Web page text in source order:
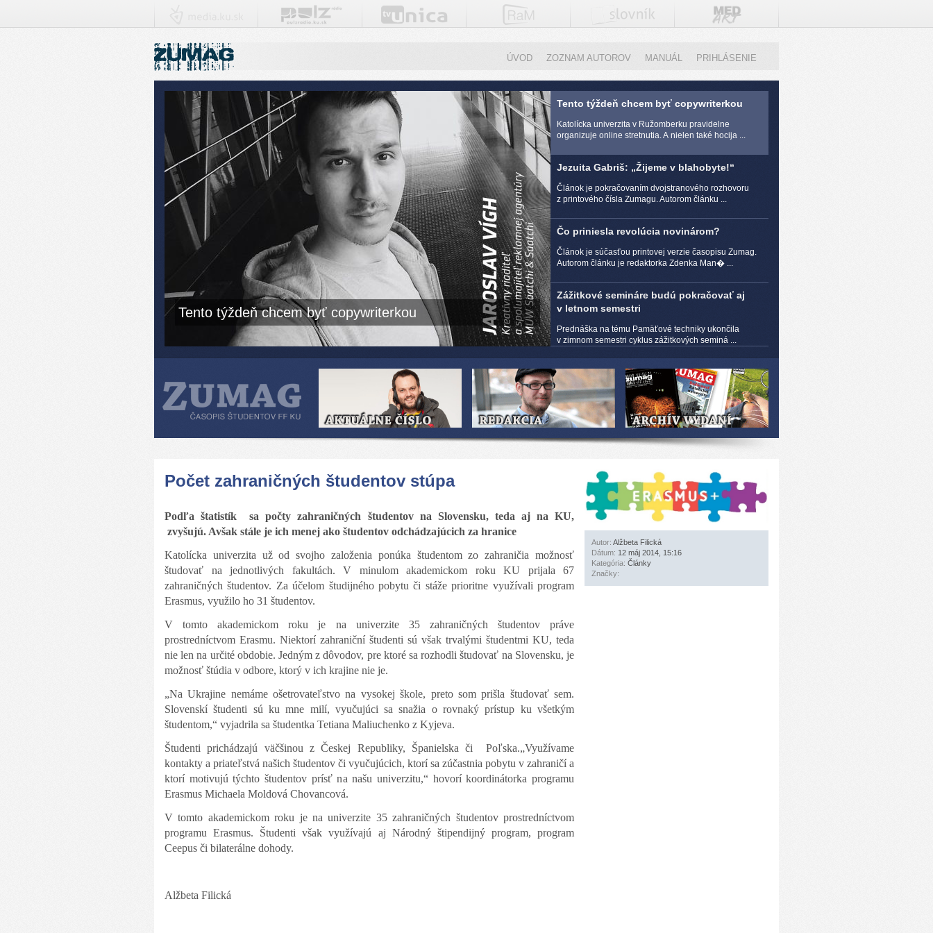
ÚVOD ZOZNAM AUTOROV MANUÁL PRIHLÁSENIE
Tento týždeň chcem byť copywriterkou
Tento týždeň chcem byť copywriterkou
Katolícka univerzita v Ružomberku pravidelne
organizuje online stretnutia. A nielen také hocija ...
Jezuita Gabriš: „Žijeme v blahobyte!“
Článok je pokračovaním dvojstranového rozhovoru
z printového čísla Zumagu. Autorom článku ...
Čo priniesla revolúcia novinárom?
Článok je súčasťou printovej verzie časopisu Zumag.
Autorom článku je redaktorka Zdenka Man� ...
Zážitkové semináre budú pokračovať aj
v letnom semestri
Prednáška na tému Pamäťové techniky ukončila
v zimnom semestri cyklus zážitkových seminá ...
Počet zahraničných študentov stúpa
Podľa štatistík
sa počty zahraničných študentov na Slovensku, teda aj na KU,
zvyšujú. Avšak stále je ich menej ako študentov odchádzajúcich za hranice
Katolícka univerzita už od svojho založenia ponúka študentom zo zahraničia možnosť
študovať na jednotlivých fakultách. V minulom akademickom roku KU prijala 67
zahraničných študentov. Za účelom študijného pobytu či stáže prioritne využívali program
Erasmus, využilo ho 31 študentov.
V tomto akademickom roku je na univerzite 35 zahraničných študentov práve
prostredníctvom Erasmu. Niektorí zahraniční študenti sú však trvalými študentmi KU, teda
nie len na určité obdobie. Jedným z dôvodov, pre ktoré sa rozhodli študovať na Slovensku, je
možnosť štúdia v odbore, ktorý v ich krajine nie je.
„Na Ukrajine nemáme ošetrovateľstvo na vysokej škole, preto som prišla študovať sem.
Slovenskí študenti sú ku mne milí, vyučujúci sa snažia o rovnaký prístup ku všetkým
študentom,“ vyjadrila sa študentka Tetiana Maliuchenko z Kyjeva.
Študenti prichádzajú väčšinou z Českej Republiky, Španielska či
Poľska.„Využívame
kontakty a priateľstvá našich študentov či vyučujúcich, ktorí sa zúčastnia pobytu v zahraničí a
ktorí motivujú týchto študentov prísť na našu univerzitu,“ hovorí koordinátorka programu
Erasmus Michaela Moldová Chovancová.
V tomto akademickom roku je na univerzite 35 zahraničných študentov prostredníctvom
programu Erasmus. Študenti však využívajú aj Národný štipendijný program, program
Ceepus či bilaterálne dohody.
Alžbeta Filická
Autor: Alžbeta Filická
Dátum: 12 máj 2014, 15:16
Kategória: Články
Značky: